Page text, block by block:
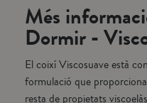
Més
Dormir -
El coixí Viscosuave està
formulació que
resta de propietats